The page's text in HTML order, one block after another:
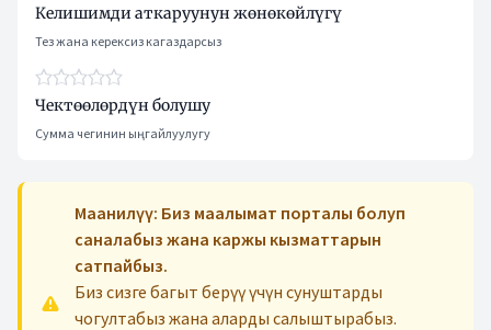
Келишимди аткаруунун жөнөкөйлүгү
Тез жана керексиз кагаздарсыз
Чектөөлөрдүн болушу
Сумма чегинин ыңгайлуулугу
Маанилүү: Биз маалымат порталы болуп
саналабыз жана каржы кызматтарын
сатпайбыз.
Биз сизге багыт берүү үчүн сунуштарды
чогултабыз жана аларды салыштырабыз.